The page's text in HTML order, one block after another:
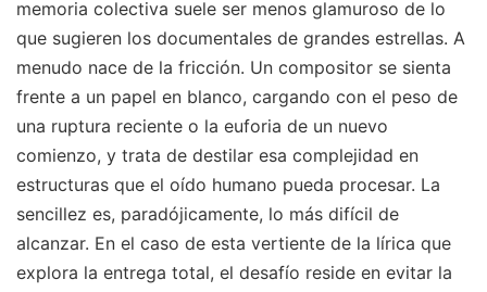
memoria colectiva suele ser menos glamuroso de lo
que sugieren los documentales de grandes estrellas. A
menudo nace de la fricción. Un compositor se sienta
frente a un papel en blanco, cargando con el peso de
una ruptura reciente o la euforia de un nuevo
comienzo, y trata de destilar esa complejidad en
estructuras que el oído humano pueda procesar. La
sencillez es, paradójicamente, lo más difícil de
alcanzar. En el caso de esta vertiente de la lírica que
explora la entrega total, el desafío reside en evitar la